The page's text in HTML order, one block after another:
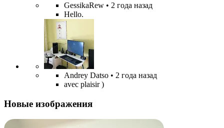
GessikaRew • 2 года назад
Hello.
Andrey Datso • 2 года назад
avec plaisir )
Новые изображения